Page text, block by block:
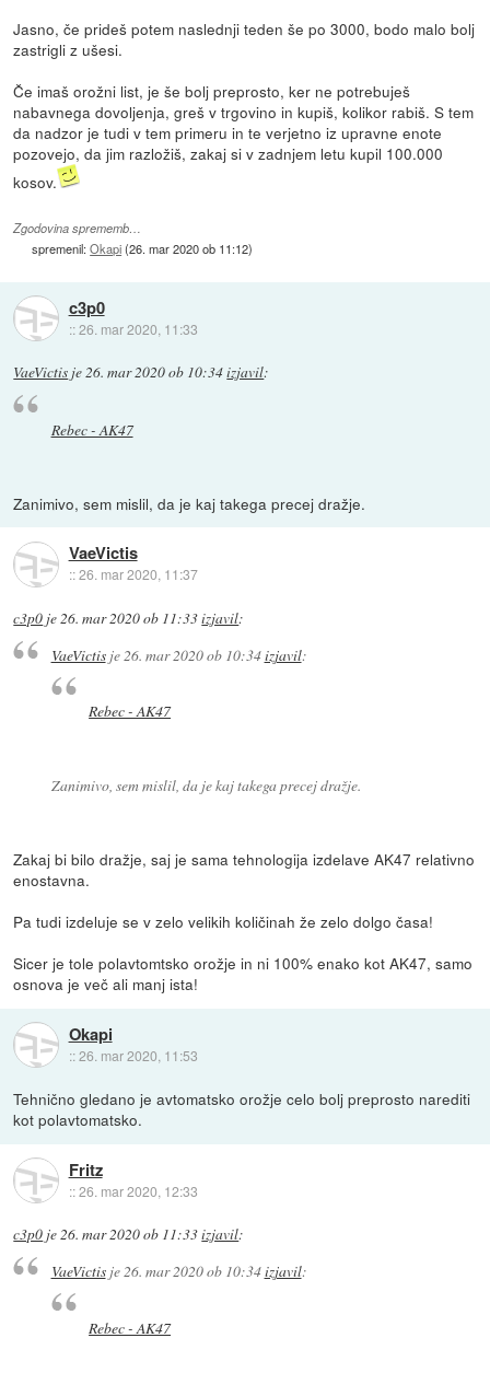
Jasno, če prideš potem naslednji teden še po 3000, bodo malo bolj
zastrigli z ušesi.
Če imaš orožni list, je še bolj preprosto, ker ne potrebuješ
nabavnega dovoljenja, greš v trgovino in kupiš, kolikor rabiš. S tem
da nadzor je tudi v tem primeru in te verjetno iz upravne enote
pozovejo, da jim razložiš, zakaj si v zadnjem letu kupil 100.000
kosov.
Zgodovina sprememb…
spremenil:Okapi(26. mar 2020 ob 11:12)
c3p0
::26. mar 2020, 11:33
VaeVictis je26. mar 2020 ob 10:34izjavil:
Rebec - AK47
Zanimivo, sem mislil, da je kaj takega precej dražje.
VaeVictis
::26. mar 2020, 11:37
c3p0 je26. mar 2020 ob 11:33izjavil:
VaeVictisje 26. mar 2020 ob 10:34izjavil:
Rebec - AK47
Zanimivo, sem mislil, da je kaj takega precej dražje.
Zakaj bi bilo dražje, saj je sama tehnologija izdelave AK47 relativno
enostavna.
Pa tudi izdeluje se v zelo velikih količinah že zelo dolgo časa!
Sicer je tole polavtomtsko orožje in ni 100% enako kot AK47, samo
osnova je več ali manj ista!
Okapi
::26. mar 2020, 11:53
Tehnično gledano je avtomatsko orožje celo bolj preprosto narediti
kot polavtomatsko.
Fritz
::26. mar 2020, 12:33
c3p0 je26. mar 2020 ob 11:33izjavil:
VaeVictisje26. mar 2020 ob 10:34izjavil:
Rebec - AK47